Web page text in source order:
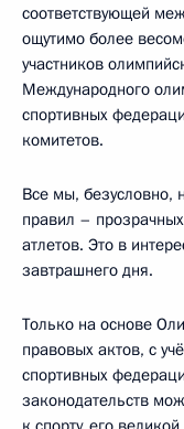
соответствующей
ощутимо более
участников
Международного
спортивных
комитетов.
Все мы, безусловно,
правил –
атлетов. Это в
завтрашнего дня.
Только на основе
правовых актов, с
спортивных
законодательств